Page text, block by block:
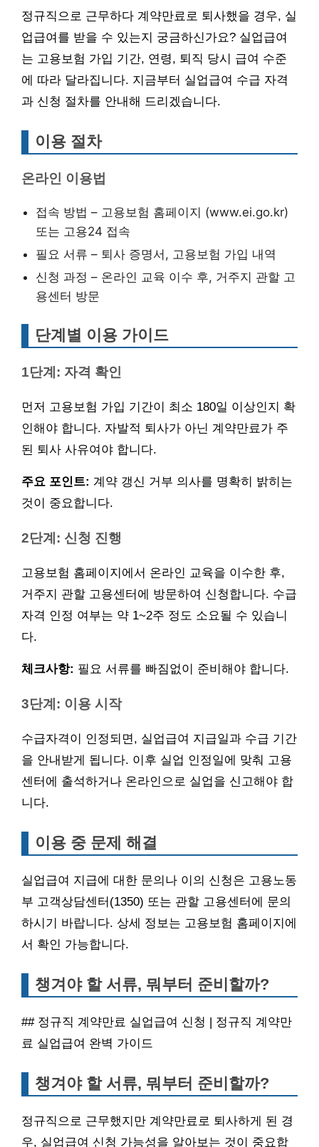
정규직으로 근무하다 계약만료로 퇴사했을 경우, 실
업급여를 받을 수 있는지 궁금하신가요? 실업급여
는 고용보험 가입 기간, 연령, 퇴직 당시 급여 수준
에 따라 달라집니다. 지금부터 실업급여 수급 자격
과 신청 절차를 안내해 드리겠습니다.
이용 절차
온라인 이용법
접속 방법 – 고용보험 홈페이지 (www.ei.go.kr)
또는 고용24 접속
필요 서류 – 퇴사 증명서, 고용보험 가입 내역
신청 과정 – 온라인 교육 이수 후, 거주지 관할 고
용센터 방문
단계별 이용 가이드
1단계: 자격 확인
먼저 고용보험 가입 기간이 최소 180일 이상인지 확
인해야 합니다. 자발적 퇴사가 아닌 계약만료가 주
된 퇴사 사유여야 합니다.
주요 포인트: 계약 갱신 거부 의사를 명확히 밝히는
것이 중요합니다.
2단계: 신청 진행
고용보험 홈페이지에서 온라인 교육을 이수한 후,
거주지 관할 고용센터에 방문하여 신청합니다. 수급
자격 인정 여부는 약 1~2주 정도 소요될 수 있습니
다.
체크사항: 필요 서류를 빠짐없이 준비해야 합니다.
3단계: 이용 시작
수급자격이 인정되면, 실업급여 지급일과 수급 기간
을 안내받게 됩니다. 이후 실업 인정일에 맞춰 고용
센터에 출석하거나 온라인으로 실업을 신고해야 합
니다.
이용 중 문제 해결
실업급여 지급에 대한 문의나 이의 신청은 고용노동
부 고객상담센터(1350) 또는 관할 고용센터에 문의
하시기 바랍니다. 상세 정보는 고용보험 홈페이지에
서 확인 가능합니다.
챙겨야 할 서류, 뭐부터 준비할까?
## 정규직 계약만료 실업급여 신청 | 정규직 계약만
료 실업급여 완벽 가이드
챙겨야 할 서류, 뭐부터 준비할까?
정규직으로 근무했지만 계약만료로 퇴사하게 된 경
우, 실업급여 신청 가능성을 알아보는 것이 중요합